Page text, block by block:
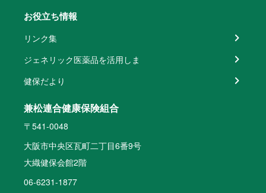
お役立ち情報
リンク集
ジェネリック医薬品を活用しま
健保だより
兼松連合健康保険組合
〒541-0048
大阪市中央区瓦町二丁目6番9号
大織健保会館2階
06-6231-1877